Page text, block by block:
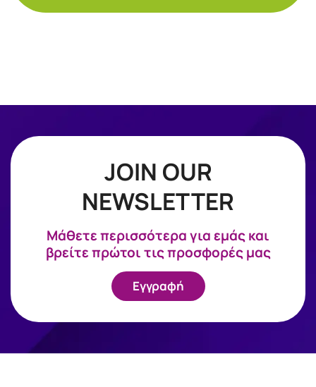
JOIN OUR
NEWSLETTER
Mάθετε περισσότερα για εμάς και
βρείτε πρώτοι τις προσφορές μας
Εγγραφή